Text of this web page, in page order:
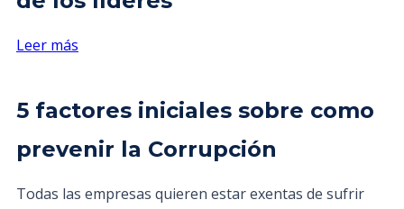
Leer más
5 factores iniciales sobre como
prevenir la Corrupción
Todas las empresas quieren estar exentas de sufrir